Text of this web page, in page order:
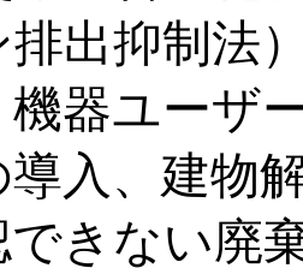
出抑制法
器ユーザ
導入、建物
できない廃